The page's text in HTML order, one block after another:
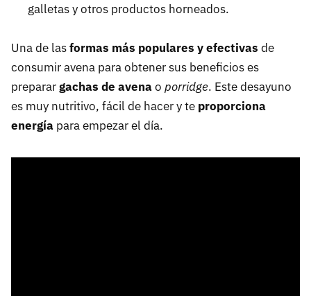
galletas y otros productos horneados.
Una de lasformas más populares y efectivas de
consumir avena para obtener sus beneficios es
preparargachas de avenao porridge. Este desayuno
es muy nutritivo, fácil de hacer y te proporciona
energía para empezar el día.